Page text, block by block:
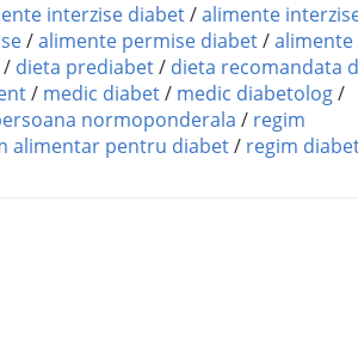
interzise diabet/alimente
/alimente permise diabet/alimente
/ dieta prediabet/ dieta recomandata
/ medic diabet/ medic diabetolog/
normoponderala / regim
alimentar pentru diabet/ regim